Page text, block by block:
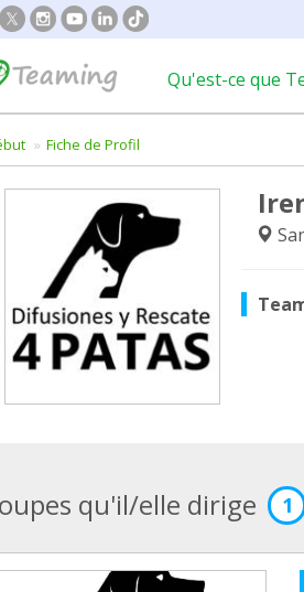
Qu'est-ce que
Fiche de Profil
qu'il/elle dirige 1